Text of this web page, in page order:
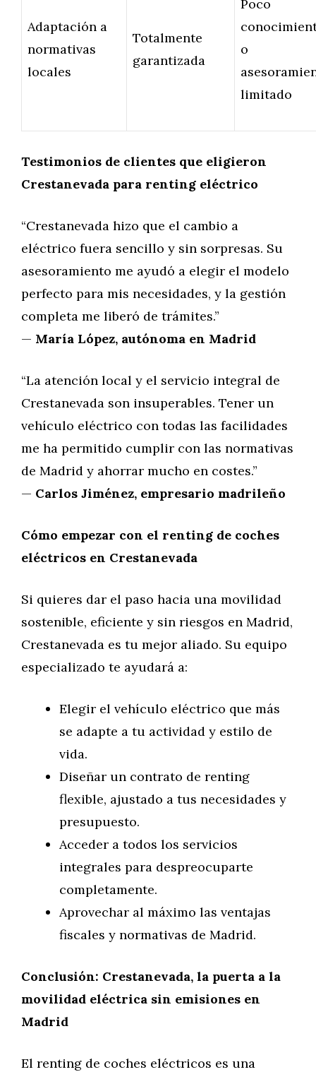
Adaptación a
normativas
locales
Totalmente
garantizada
Poco
o
limitado
Testimonios de clientes que eligieron
Crestanevada para renting eléctrico
“Crestanevada hizo que el cambio a
eléctrico fuera sencillo y sin sorpresas. Su
asesoramiento me ayudó a elegir el modelo
perfecto para mis necesidades, y la gestión
completa me liberó de trámites.”
— María López, autónoma en Madrid
“La atención local y el servicio integral de
Crestanevada son insuperables. Tener un
vehículo eléctrico con todas las facilidades
me ha permitido cumplir con las normativas
de Madrid y ahorrar mucho en costes.”
— Carlos Jiménez, empresario madrileño
Cómo empezar con el renting de coches
eléctricos en Crestanevada
Si quieres dar el paso hacia una movilidad
sostenible, eficiente y sin riesgos en Madrid,
Crestanevada es tu mejor aliado. Su equipo
especializado te ayudará a:
Elegir el vehículo eléctrico que más
se adapte a tu actividad y estilo de
vida.
Diseñar un contrato de renting
flexible, ajustado a tus necesidades y
presupuesto.
Acceder a todos los servicios
integrales para despreocuparte
completamente.
Aprovechar al máximo las ventajas
fiscales y normativas de Madrid.
Conclusión: Crestanevada, la puerta a la
movilidad eléctrica sin emisiones en
Madrid
El renting de coches eléctricos es una